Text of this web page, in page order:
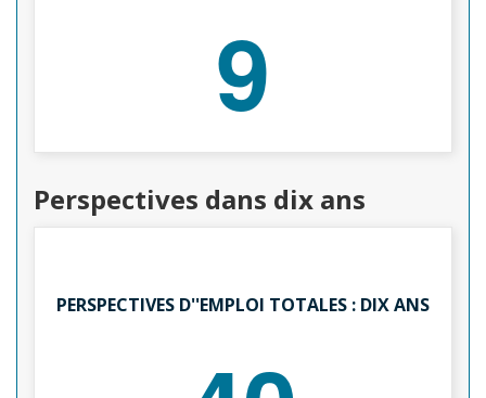
9
Perspectives dans dix ans
PERSPECTIVES D''EMPLOI TOTALES : DIX ANS